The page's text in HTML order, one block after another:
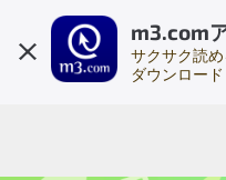
m3.com
サクサク読
ダウンロード